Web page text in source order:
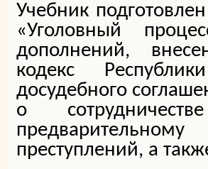
Учебник
«Уголовный
дополнений,
кодекс
досудебного
о
преступлений, а